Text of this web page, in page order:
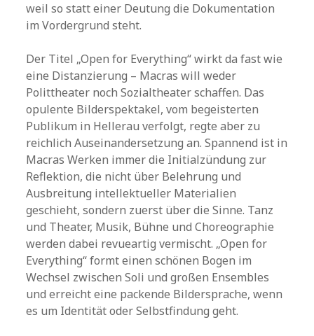
weil so statt einer Deutung die Dokumentation
im Vordergrund steht.
Der Titel „Open for Everything“ wirkt da fast wie
eine Distanzierung – Macras will weder
Polittheater noch Sozialtheater schaffen. Das
opulente Bilderspektakel, vom begeisterten
Publikum in Hellerau verfolgt, regte aber zu
reichlich Auseinandersetzung an. Spannend ist in
Macras Werken immer die Initialzündung zur
Reflektion, die nicht über Belehrung und
Ausbreitung intellektueller Materialien
geschieht, sondern zuerst über die Sinne. Tanz
und Theater, Musik, Bühne und Choreographie
werden dabei revueartig vermischt. „Open for
Everything“ formt einen schönen Bogen im
Wechsel zwischen Soli und großen Ensembles
und erreicht eine packende Bildersprache, wenn
es um Identität oder Selbstfindung geht.